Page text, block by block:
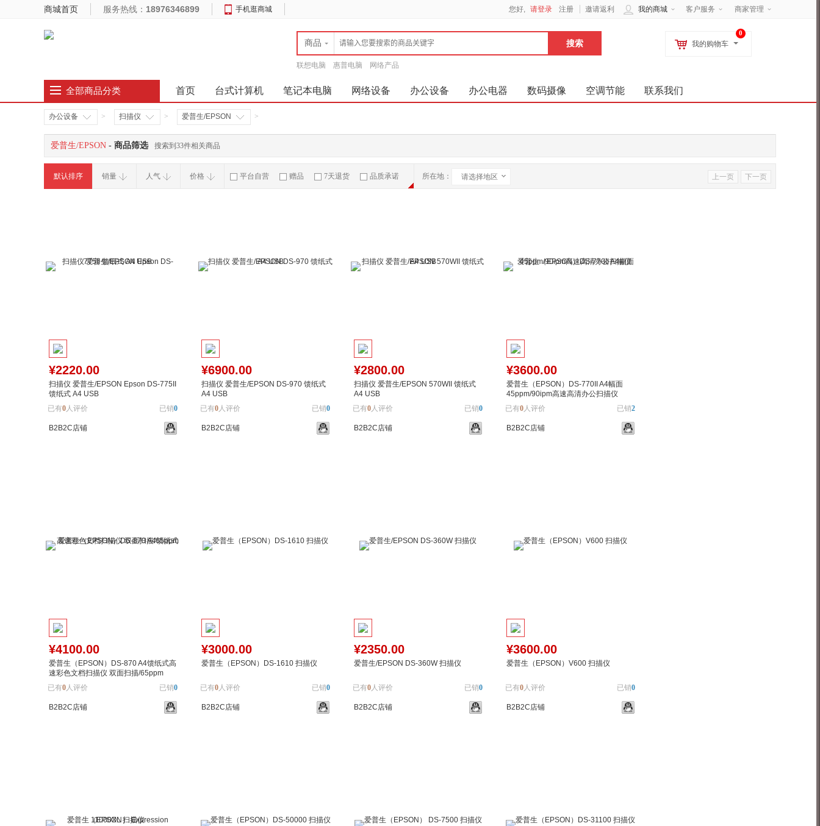
商城首页 服务热线： 18976346899 手机逛商城 客户服务 商家管理
我的商城
您好, 请登录 注册 邀请返利
商品
联想电脑 惠普电脑 网络产品
0
我的购物车
全部商品分类 首页 台式计算机 笔记本电脑 网络设备 办公设备 办公电器 数码摄像 空调节能 联系我们
办公设备 > 扫描仪 > 爱普生/EPSON >
爱普生/EPSON - 商品筛选 搜索到33件相关商品
上一页 下一页
默认排序 销量 人气 价格 平台自营 赠品 7天退货 品质承诺 所在地： 请选择地区
¥2220.00
扫描仪 爱普生/EPSON Epson DS-775II
馈纸式 A4 USB
已有0人评价 已销0
B2B2C店铺
¥6900.00
扫描仪 爱普生/EPSON DS-970 馈纸式
A4 USB
已有0人评价 已销0
B2B2C店铺
¥2800.00
扫描仪 爱普生/EPSON 570WII 馈纸式
A4 USB
已有0人评价 已销0
B2B2C店铺
¥3600.00
爱普生（EPSON）DS-770II A4幅面
45ppm/90ipm高速高清办公扫描仪
已有0人评价 已销2
B2B2C店铺
¥4100.00
爱普生（EPSON）DS-870 A4馈纸式高
速彩色文档扫描仪 双面扫描/65ppm
已有0人评价 已销0
B2B2C店铺
¥3000.00
爱普生（EPSON）DS-1610 扫描仪
已有0人评价 已销0
B2B2C店铺
¥2350.00
爱普生/EPSON DS-360W 扫描仪
已有0人评价 已销0
B2B2C店铺
¥3600.00
爱普生（EPSON）V600 扫描仪
已有0人评价 已销0
B2B2C店铺